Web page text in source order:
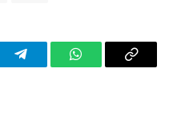
TelegramWhatsAppCopy